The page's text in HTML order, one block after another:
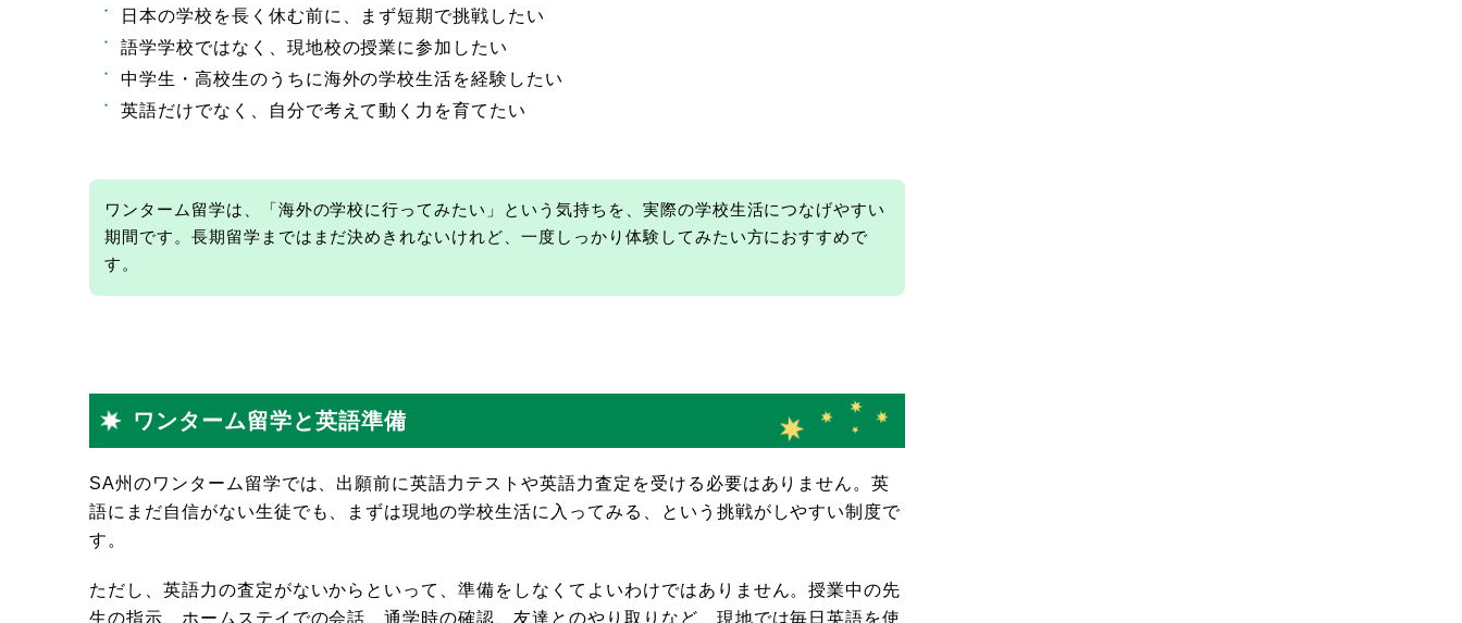
日本の学校を長く休む前に、まず短期で挑戦したい
語学学校ではなく、現地校の授業に参加したい
中学生・高校生のうちに海外の学校生活を経験したい
英語だけでなく、自分で考えて動く力を育てたい
ワンターム留学は、「海外の学校に行ってみたい」という気持ちを、実際の学校生活につなげやすい
期間です。長期留学まではまだ決めきれないけれど、一度しっかり体験してみたい方におすすめで
す。
ワンターム留学と英語準備
SA州のワンターム留学では、出願前に英語力テストや英語力査定を受ける必要はありません。英
語にまだ自信がない生徒でも、まずは現地の学校生活に入ってみる、という挑戦がしやすい制度で
す。
ただし、英語力の査定がないからといって、準備をしなくてよいわけではありません。授業中の先
生の指示、ホームステイでの会話、通学時の確認、友達とのやり取りなど、現地では毎日英語を使